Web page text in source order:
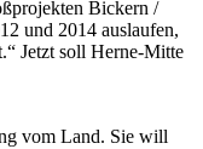
Bickern /
und 2014 auslaufen,
Jetzt soll Herne-Mitte
vom Land. Sie will